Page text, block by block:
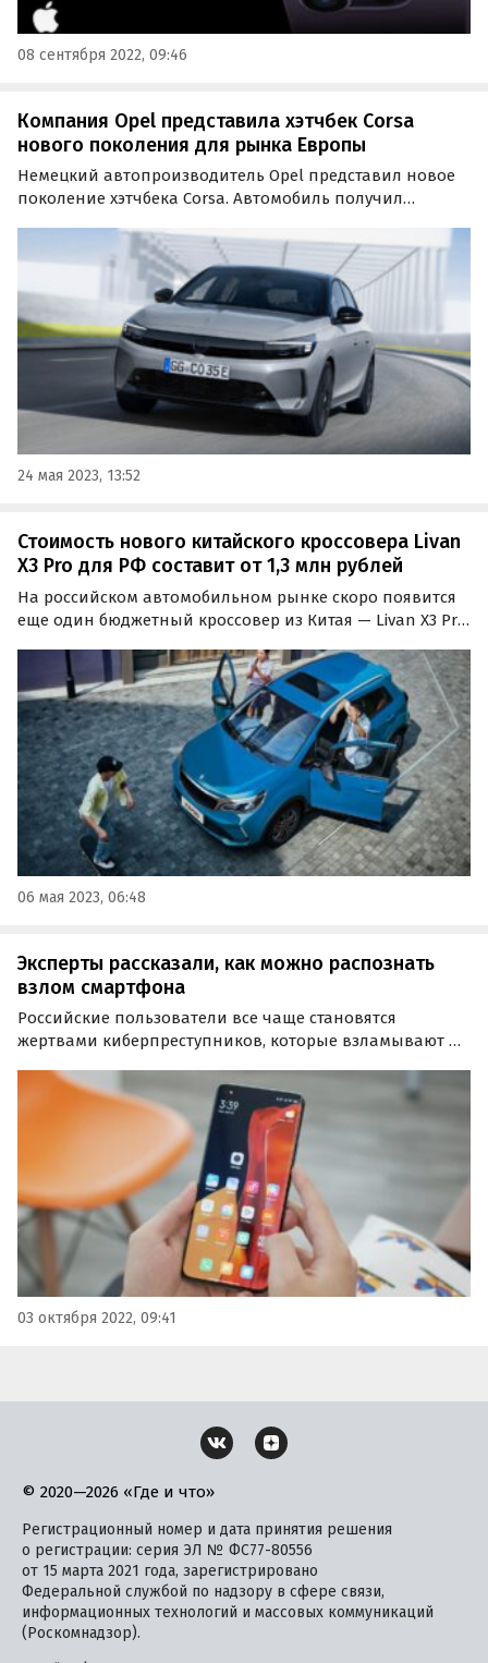
08 сентября 2022, 09:46
Компания Opel представила хэтчбек Corsa
нового поколения для рынка Европы
Немецкий автопроизводитель Opel представил новое
поколение хэтчбека Corsa. Автомобиль получил
Opel Vizor, объединяющей решетку радиатора и
головную оптику.
24 мая 2023, 13:52
Стоимость нового китайского кроссовера Livan
X3 Pro для РФ составит от 1,3 млн рублей
На российском автомобильном рынке скоро появится
еще один бюджетный кроссовер из Китая — Livan X3 Pro,
06 мая 2023, 06:48
Эксперты рассказали, как можно распознать
взлом смартфона
Российские пользователи все чаще становятся
жертвами киберпреступников, которые взламывают их
данные. О том, как распознать взлом смартфона,
«Известиям» рассказали эксперты по
информационной безопасности.
03 октября 2022, 09:41
© 2020—2026 «Где и что»
Регистрационный номер и дата принятия решения
о регистрации: серия ЭЛ № ФС77-80556
от 15 марта 2021 года, зарегистрировано
Федеральной службой по надзору в сфере связи,
информационных технологий и массовых коммуникаций
(Роскомнадзор).